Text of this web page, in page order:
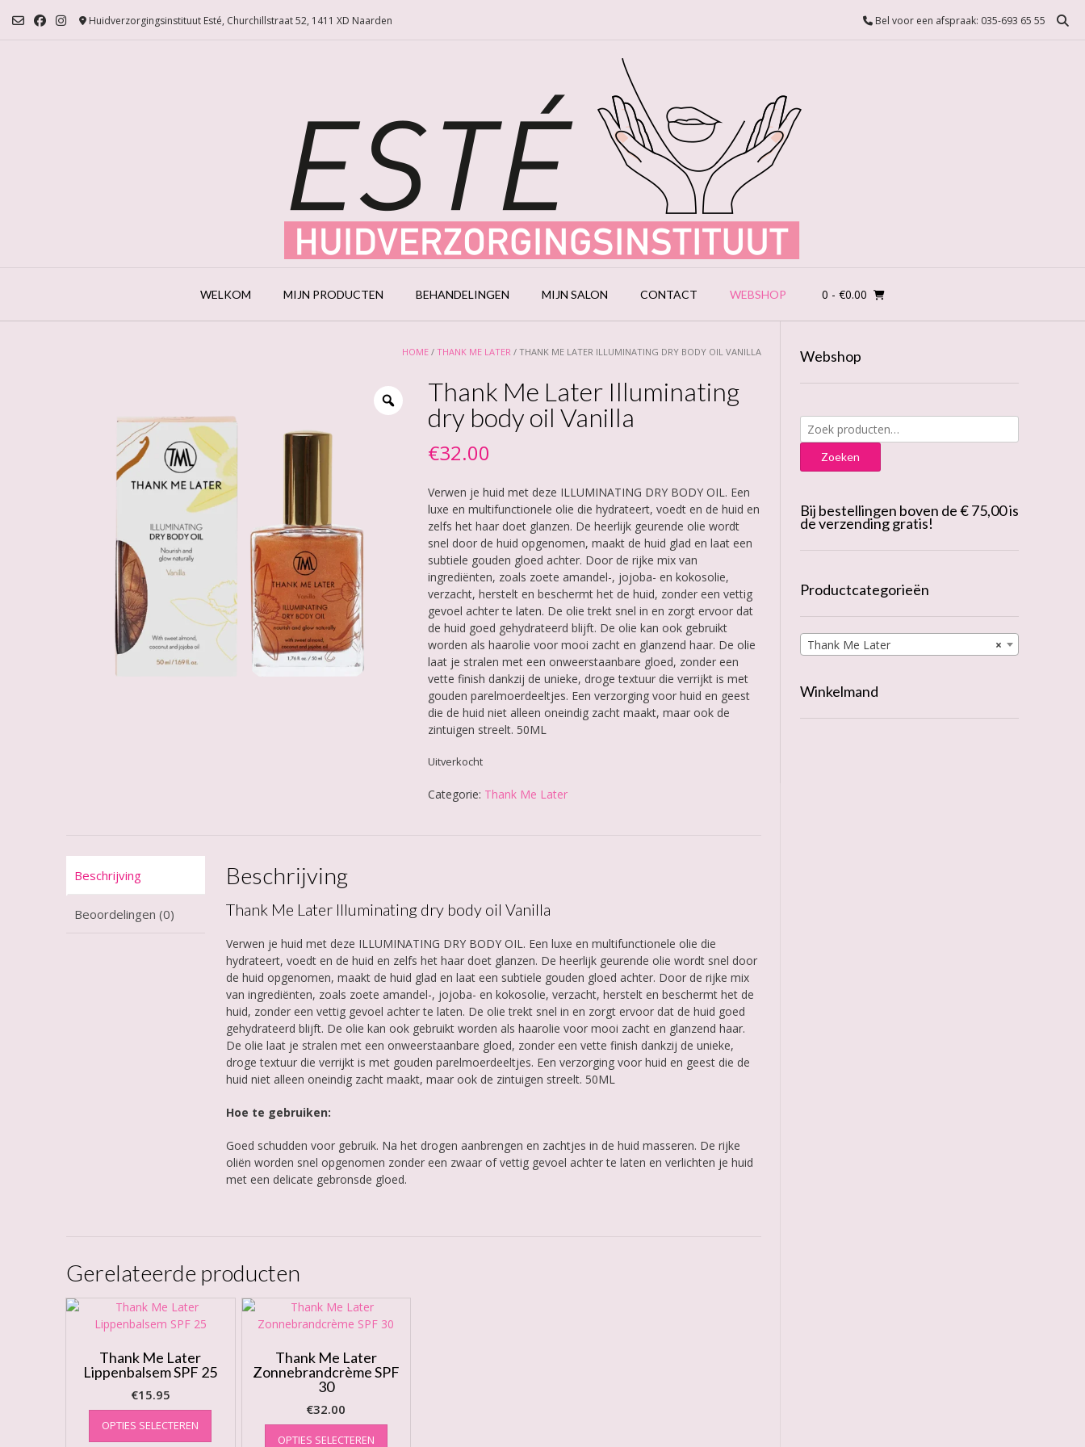
naar
Huidverzorgingsinstituut Esté, Churchillstraat 52, 1411 XD Naarden Bel voor een afspraak: 035-693 65 55
WELKOM MIJN PRODUCTEN BEHANDELINGEN MIJN SALON CONTACT WEBSHOP 0 - €0.00
HOME /THANK ME LATER / THANK ME LATER ILLUMINATING DRY BODY OIL VANILLA
Thank Me Later Illuminating
dry body oil Vanilla
€32.00
Verwen je huid met deze ILLUMINATING DRY BODY OIL. Een
luxe en multifunctionele olie die hydrateert, voedt en de huid en
zelfs het haar doet glanzen. De heerlijk geurende olie wordt
snel door de huid opgenomen, maakt de huid glad en laat een
subtiele gouden gloed achter. Door de rijke mix van
ingrediënten, zoals zoete amandel-, jojoba- en kokosolie,
verzacht, herstelt en beschermt het de huid, zonder een vettig
gevoel achter te laten. De olie trekt snel in en zorgt ervoor dat
de huid goed gehydrateerd blijft. De olie kan ook gebruikt
worden als haarolie voor mooi zacht en glanzend haar. De olie
laat je stralen met een onweerstaanbare gloed, zonder een
vette finish dankzij de unieke, droge textuur die verrijkt is met
gouden parelmoerdeeltjes. Een verzorging voor huid en geest
die de huid niet alleen oneindig zacht maakt, maar ook de
zintuigen streelt. 50ML
Uitverkocht
Categorie: Thank Me Later
Beschrijving
Beoordelingen (0)
Beschrijving
Thank Me Later Illuminating dry body oil Vanilla
Verwen je huid met deze ILLUMINATING DRY BODY OIL. Een luxe en multifunctionele olie die
hydrateert, voedt en de huid en zelfs het haar doet glanzen. De heerlijk geurende olie wordt snel door
de huid opgenomen, maakt de huid glad en laat een subtiele gouden gloed achter. Door de rijke mix
van ingrediënten, zoals zoete amandel-, jojoba- en kokosolie, verzacht, herstelt en beschermt het de
huid, zonder een vettig gevoel achter te laten. De olie trekt snel in en zorgt ervoor dat de huid goed
gehydrateerd blijft. De olie kan ook gebruikt worden als haarolie voor mooi zacht en glanzend haar.
De olie laat je stralen met een onweerstaanbare gloed, zonder een vette finish dankzij de unieke,
droge textuur die verrijkt is met gouden parelmoerdeeltjes. Een verzorging voor huid en geest die de
huid niet alleen oneindig zacht maakt, maar ook de zintuigen streelt. 50ML
Hoe te gebruiken:
Goed schudden voor gebruik. Na het drogen aanbrengen en zachtjes in de huid masseren. De rijke
oliën worden snel opgenomen zonder een zwaar of vettig gevoel achter te laten en verlichten je huid
met een delicate gebronsde gloed.
Gerelateerde producten
Thank Me Later
Lippenbalsem SPF 25
€15.95
OPTIES SELECTEREN
Dit
Thank Me Later
Zonnebrandcrème SPF
30
€32.00
OPTIES SELECTEREN
Dit
Webshop
Zoeken
naar:
Zoeken
Bij bestellingen boven de € 75,00 is
de verzending gratis!
Productcategorieën
×
Thank Me Later
Winkelmand